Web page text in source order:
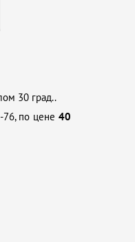
30 град..
по цене 40